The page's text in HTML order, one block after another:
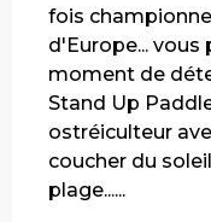
fois
d'Europe...
moment de
Stand Up
ostréiculteur
coucher du
plage......